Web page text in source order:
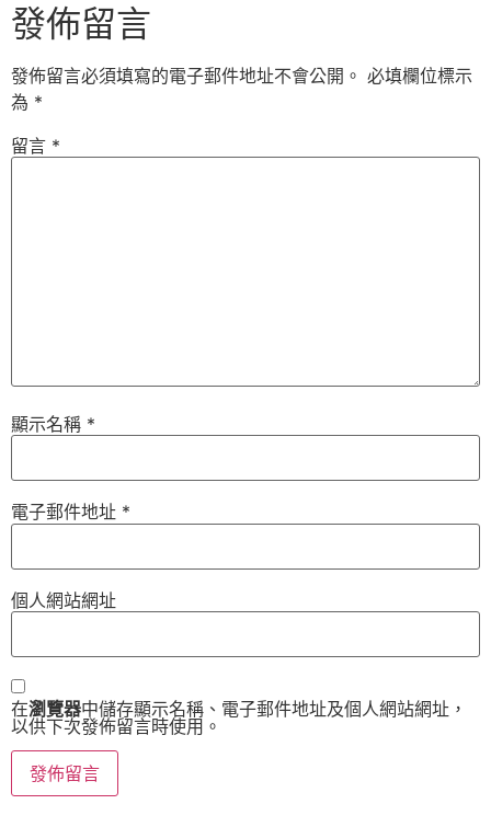
發佈留言
發佈留言必須填寫的電子郵件地址不會公開。 必填欄位標示
為 *
留言 *
顯示名稱 *
電子郵件地址 *
個人網站網址
在瀏覽器中儲存顯示名稱、電子郵件地址及個人網站網址，
以供下次發佈留言時使用。